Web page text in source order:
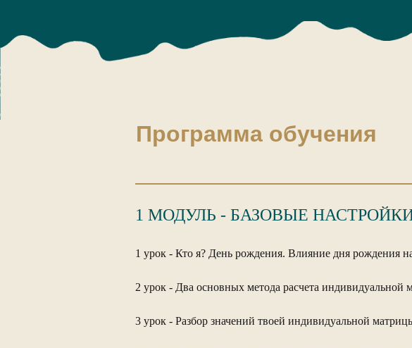
Программа обучения
1 МОДУЛЬ - БАЗОВЫЕ
1 урок - Кто я? День рождения. Влияние дня рождения
2 урок - Два основных метода расчета
3 урок - Разбор значений твоей индивидуальной